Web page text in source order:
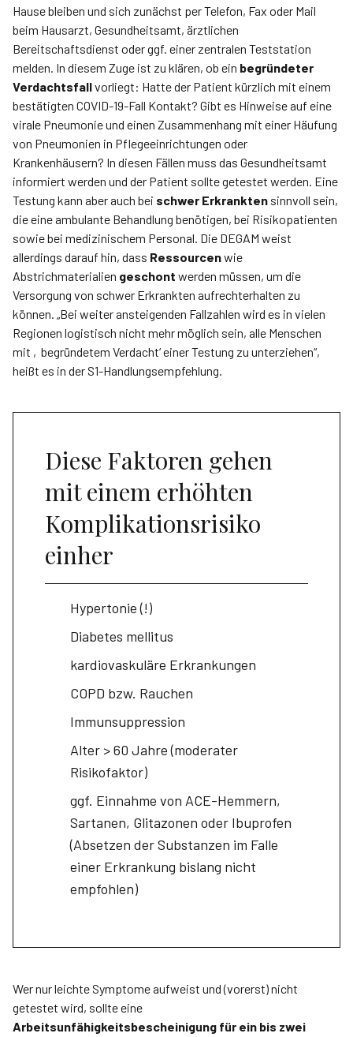
Hause bleiben und sich zunächst per Telefon, Fax oder Mail
beim Hausarzt, Gesundheitsamt, ärztlichen
Bereitschaftsdienst oder ggf. einer zentralen Teststation
melden. In diesem Zuge ist zu klären, ob ein begründeter
Verdachtsfallvorliegt: Hatte der Patient kürzlich mit einem
bestätigten COVID-19-Fall Kontakt? Gibt es Hinweise auf eine
virale Pneumonie und einen Zusammenhang mit einer Häufung
von Pneumonien in Pflegeeinrichtungen oder
Krankenhäusern? In diesen Fällen muss das Gesundheitsamt
informiert werden und der Patient sollte getestet werden. Eine
Testung kann aber auch bei schwer Erkrankten sinnvoll sein,
die eine ambulante Behandlung benötigen, bei Risikopatienten
sowie bei medizinischem Personal. Die DEGAM weist
allerdings darauf hin, dass Ressourcenwie
Abstrichmaterialien geschont werden müssen, um die
Versorgung von schwer Erkrankten aufrechterhalten zu
können. „Bei weiter ansteigenden Fallzahlen wird es in vielen
Regionen logistisch nicht mehr möglich sein, alle Menschen
mit ‚begründetem Verdacht‘ einer Testung zu unterziehen“,
heißt es in der S1-Handlungsempfehlung.
Diese Faktoren gehen
mit einem erhöhten
Komplikationsrisiko
einher
Hypertonie (!)
Diabetes mellitus
kardiovaskuläre Erkrankungen
COPD bzw. Rauchen
Immunsuppression
Alter > 60 Jahre (moderater
Risikofaktor)
ggf. Einnahme von ACE-Hemmern,
Sartanen, Glitazonen oder Ibuprofen
(Absetzen der Substanzen im Falle
einer Erkrankung bislang nicht
empfohlen)
Wer nur leichte Symptome aufweist und (vorerst) nicht
getestet wird, sollte eine
Arbeitsunfähigkeitsbescheinigung für ein bis zwei